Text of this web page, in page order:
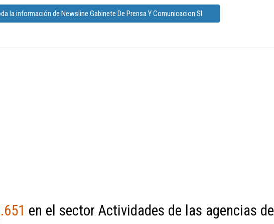
la información de Newsline Gabinete De Prensa Y Comunicacion Sl
en el sector Actividades de las agencias de